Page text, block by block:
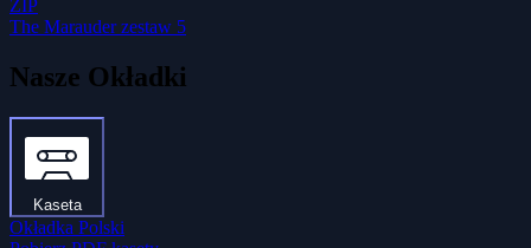
ZIP
The Marauder zestaw 5
Nasze Okładki
Kaseta
Okładka Polski